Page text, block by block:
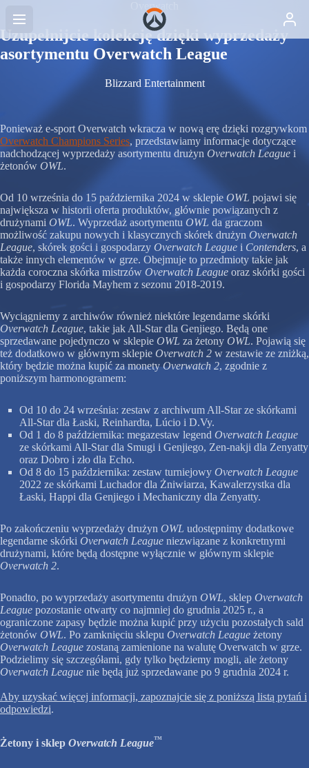
Overwatch
Uzupełnijcie kolekcję dzięki wyprzedaży
asortymentu Overwatch League
Blizzard Entertainment
Ponieważ e-sport Overwatch wkracza w nową erę dzięki rozgrywkom
Overwatch Champions Series, przedstawiamy informacje dotyczące
nadchodzącej wyprzedaży asortymentu drużyn Overwatch League i
żetonów OWL.
Od 10 września do 15 października 2024 w sklepie OWL pojawi się
największa w historii oferta produktów, głównie powiązanych z
drużynami OWL. Wyprzedaż asortymentu OWL da graczom
możliwość zakupu nowych i klasycznych skórek drużyn Overwatch
League, skórek gości i gospodarzy Overwatch League i Contenders, a
także innych elementów w grze. Obejmuje to przedmioty takie jak
każda coroczna skórka mistrzów Overwatch League oraz skórki gości
i gospodarzy Florida Mayhem z sezonu 2018-2019.
Wyciągniemy z archiwów również niektóre legendarne skórki
Overwatch League, takie jak All-Star dla Genjiego. Będą one
sprzedawane pojedynczo w sklepie OWL za żetony OWL. Pojawią się
też dodatkowo w głównym sklepie Overwatch 2 w zestawie ze zniżką,
który będzie można kupić za monetyOverwatch 2, zgodnie z
poniższym harmonogramem:
Od 10 do 24 września: zestaw z archiwum All-Star ze skórkami
All-Star dla Łaski, Reinhardta, Lúcio i D.Vy.
Od 1 do 8 października: megazestaw legend Overwatch League
ze skórkami All-Star dla Smugi i Genjiego, Zen-nakji dla Zenyatty
oraz Dobro i zło dla Echo.
Od 8 do 15 października: zestaw turniejowy Overwatch League
2022 ze skórkami Luchador dla Żniwiarza, Kawalerzystka dla
Łaski, Happi dla Genjiego i Mechaniczny dla Zenyatty.
Po zakończeniu wyprzedaży drużyn OWL udostępnimy dodatkowe
legendarne skórki Overwatch League niezwiązane z konkretnymi
drużynami, które będą dostępne wyłącznie w głównym sklepie
Overwatch 2.
Ponadto, po wyprzedaży asortymentu drużyn OWL, sklep Overwatch
League pozostanie otwarty co najmniej do grudnia 2025 r., a
ograniczone zapasy będzie można kupić przy użyciu pozostałych sald
żetonów OWL. Po zamknięciu sklepu Overwatch League żetony
Overwatch League zostaną zamienione na walutę Overwatch w grze.
Podzielimy się szczegółami, gdy tylko będziemy mogli, ale żetony
Overwatch League nie będą już sprzedawane po 9 grudnia 2024 r.
Aby uzyskać więcej informacji, zapoznajcie się z poniższą listą pytań i
odpowiedzi.
Żetony i sklep Overwatch League™